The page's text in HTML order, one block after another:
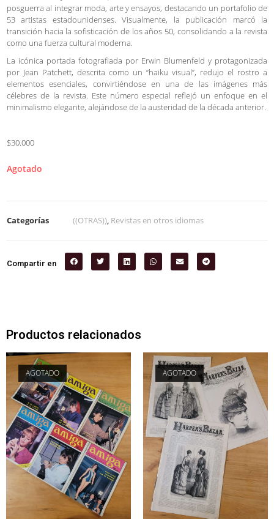
posguerra al integrar moda, arte y ensayos, destacando un portafolio de
53 artistas estadounidenses. Visualmente, la publicación marcó la
transición hacia la sofisticación de los años 50, consolidando a la revista
como una fuerza cultural moderna.
La icónica portada fotografiada por Erwin Blumenfeld y protagonizada
por Jean Patchett, descrita como un “haiku visual”, redujo el rostro a
elementos esenciales, convirtiéndose en una de las imágenes más
célebres de la revista. Este número especial reflejó un enfoque en el
minimalismo elegante, alejándose de la austeridad de la década anterior.
$30.000
Agotado
Categorías ((OTRAS)), Revistas en otros idiomas
Compartir en
Productos relacionados
AGOTADO AGOTADO